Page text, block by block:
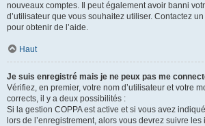
nouveaux comptes. Il peut également avoir banni
d’utilisateur que vous souhaitez utiliser. Contactez
pour obtenir de l’aide.
Haut
Je suis enregistré mais je ne peux pas me
Vérifiez, en premier, votre nom d’utilisateur et votre
corrects, il y a deux possibilités :
Si la gestion COPPA est active et si vous avez
lors de l’enregistrement, alors vous devrez suivre